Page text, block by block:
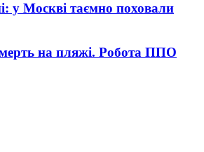
у Москві таємно поховали
на пляжі. Робота ППО